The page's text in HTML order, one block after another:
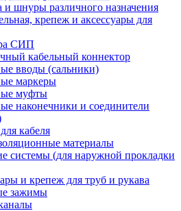
и шнуры различного назначения
крепеж и аксессуары для
СИП
кабельный коннектор
вводы (сальники)
маркеры
муфты
наконечники и соединители
кабеля
материалы
системы (для наружной прокладки
и крепеж для труб и рукава
зажимы